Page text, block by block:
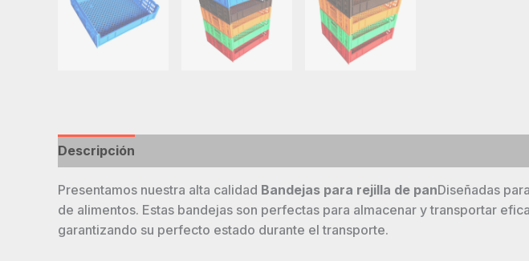
Descripción
Presentamos nuestra alta calidad Bandejas para rejilla de panDiseñadas
de alimentos. Estas bandejas son perfectas para almacenar y transportar
garantizando su perfecto estado durante el transporte.